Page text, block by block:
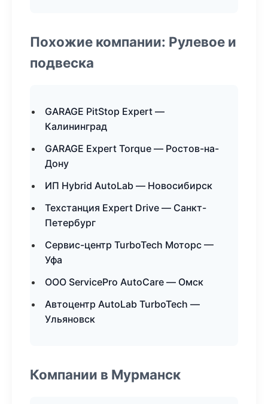
Похожие компании: Рулевое и
подвеска
GARAGE PitStop Expert —
Калининград
GARAGE Expert Torque — Ростов-на-
Дону
ИП Hybrid AutoLab — Новосибирск
Техстанция Expert Drive — Санкт-
Петербург
Сервис-центр TurboTech Моторс —
Уфа
ООО ServicePro AutoCare — Омск
Автоцентр AutoLab TurboTech —
Ульяновск
Компании в Мурманск